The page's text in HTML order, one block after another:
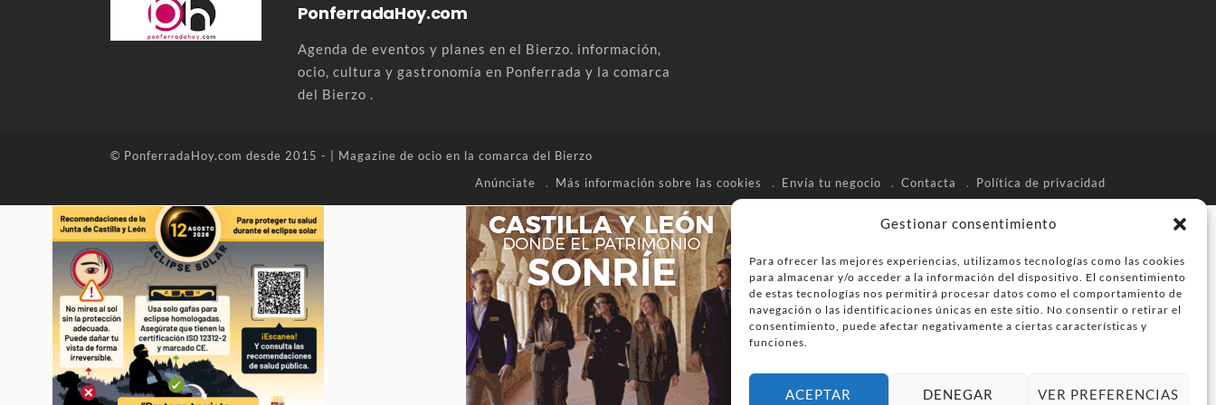
Gestionar consentimiento
Para ofrecer las mejores experiencias, utilizamos tecnologías como las cookies
para almacenar y/o acceder a la información del dispositivo. El consentimiento
de estas tecnologías nos permitirá procesar datos como el comportamiento de
navegación o las identificaciones únicas en este sitio. No consentir o retirar el
consentimiento, puede afectar negativamente a ciertas características y
funciones.
ACEPTAR DENEGAR VER PREFERENCIAS
PonferradaHoy.com
Agenda de eventos y planes en el Bierzo. información,
ocio, cultura y gastronomía en Ponferrada y la comarca
del Bierzo .
© PonferradaHoy.com desde 2015 - | Magazine de ocio en la comarca del Bierzo
Anúnciate
Más información sobre las cookies Envía tu negocio Contacta Política de privacidad